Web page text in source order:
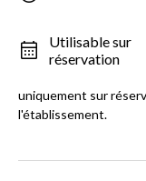
Utilisable sur
réservation
uniquement sur
l'établissement.